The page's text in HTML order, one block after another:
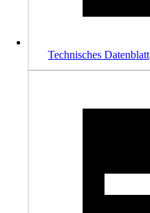
Technisches Datenblatt